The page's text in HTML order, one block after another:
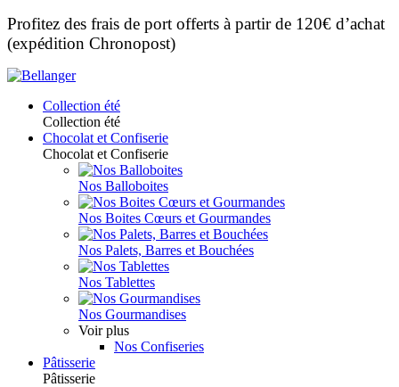
Profitez des frais de port offerts à partir de 120€ d’achat
(expédition Chronopost)
Collection été
Collection été
Chocolat et Confiserie
Chocolat et Confiserie
Nos Balloboites
Nos Boites Cœurs et Gourmandes
Nos Palets, Barres et Bouchées
Nos Tablettes
Nos Gourmandises
Voir plus
Nos Confiseries
Pâtisserie
Pâtisserie